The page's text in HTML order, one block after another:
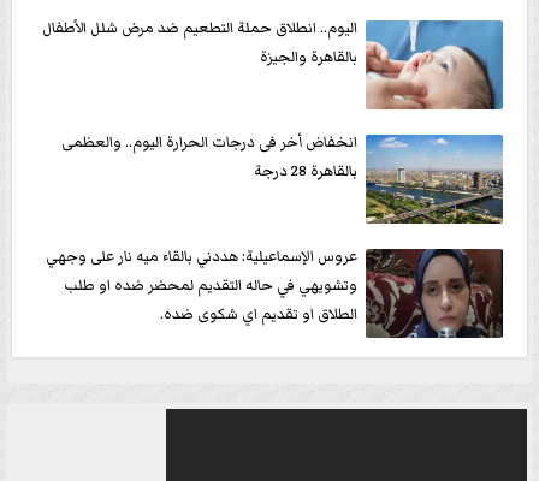
اليوم.. انطلاق حملة التطعيم ضد مرض شلل الأطفال
بالقاهرة والجيزة
انخفاض أخر فى درجات الحرارة اليوم.. والعظمى
بالقاهرة 28 درجة
عروس الإسماعيلية: هددني بالقاء ميه نار على وجهي
وتشويهي في حاله التقديم لمحضر ضده او طلب
الطلاق او تقديم اي شكوى ضده.